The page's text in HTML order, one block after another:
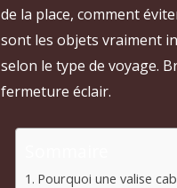
de la place, comment
sont les objets vraiment
selon le type de voyage.
fermeture éclair.
Pourquoi une valise